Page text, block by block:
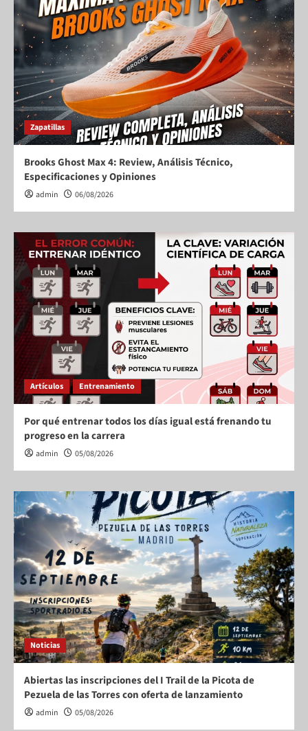
Zapatillas
Brooks Ghost Max 4: Review, Análisis Técnico,
Especificaciones y Opiniones
admin 06/08/2026
Artículos Entrenamiento
Por qué entrenar todos los días igual está frenando tu
progreso en la carrera
admin 05/08/2026
Noticias
Abiertas las inscripciones del I Trail de la Picota de
Pezuela de las Torres con oferta de lanzamiento
admin 05/08/2026